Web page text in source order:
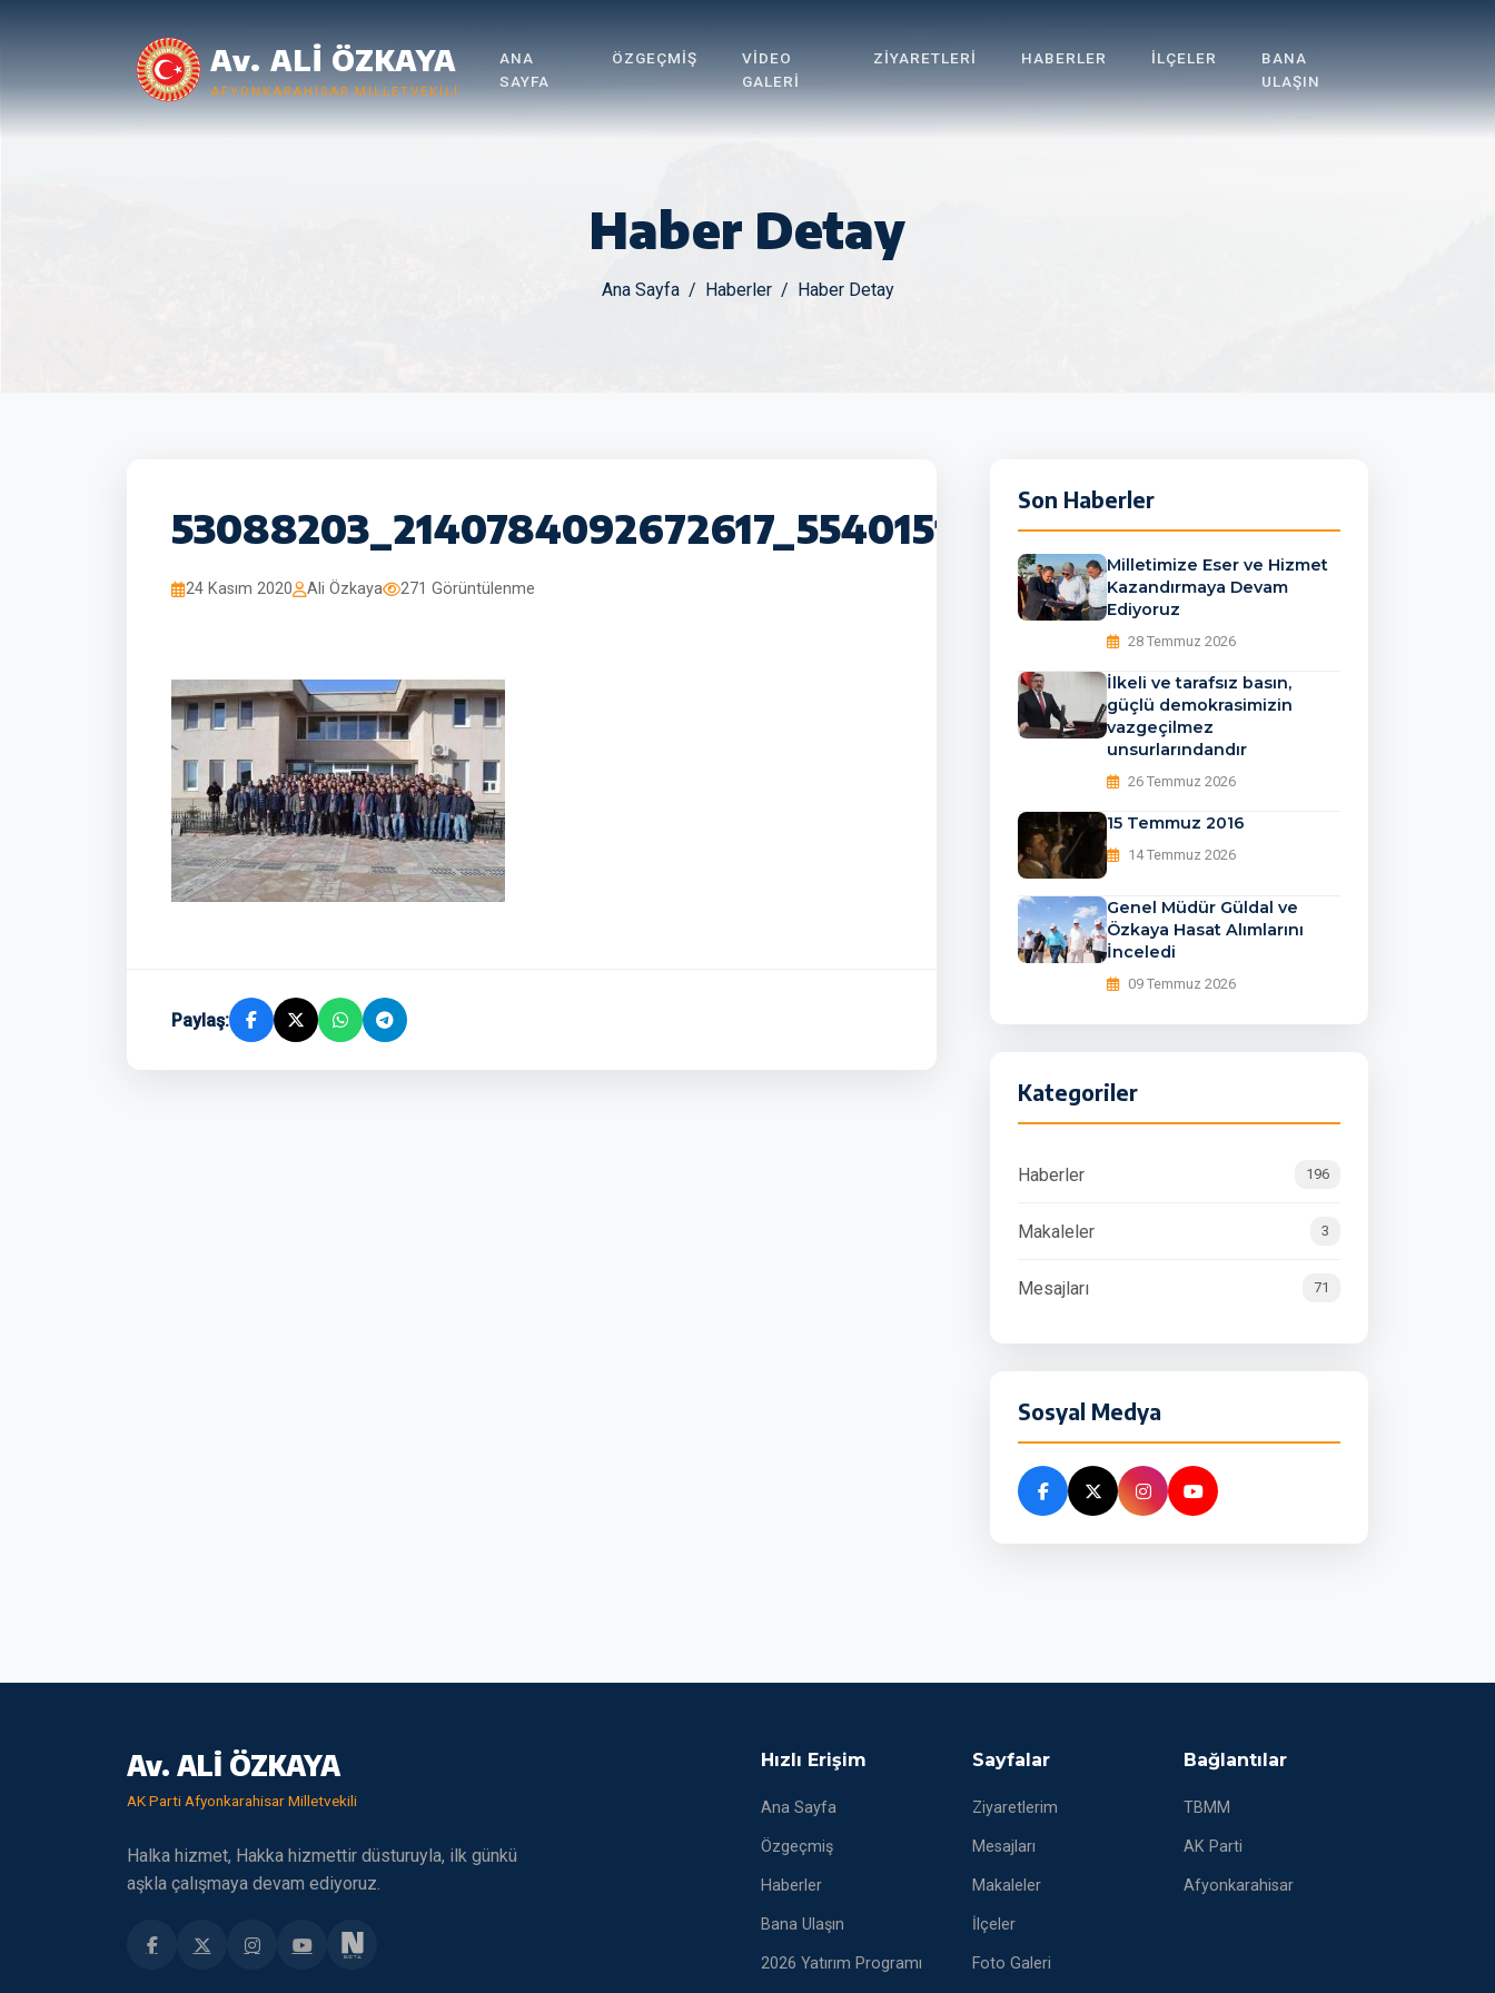
Av. ALİ ÖZKAYA
AFYONKARAHISAR MILLETVEKILI
ANA
SAYFA
ÖZGEÇMIŞ
VIDEO
GALERI
ZIYARETLERI HABERLER İLÇELER
BANA
ULAŞIN
Haber Detay
Ana Sayfa Haberler Haber Detay
24 Kasım 2020 Ali Özkaya 271 Görüntülenme
Paylaş:
Son Haberler
Milletimize Eser ve Hizmet
Kazandırmaya Devam
Ediyoruz
28 Temmuz 2026
İlkeli ve tarafsız basın,
güçlü demokrasimizin
vazgeçilmez
unsurlarındandır
26 Temmuz 2026
15 Temmuz 2016
14 Temmuz 2026
Genel Müdür Güldal ve
Özkaya Hasat Alımlarını
İnceledi
09 Temmuz 2026
Kategoriler
Haberler 196
Makaleler 3
Mesajları 71
Sosyal Medya
Av. ALİ ÖZKAYA
AK Parti Afyonkarahisar Milletvekili
Halka hizmet, Hakka hizmettir düsturuyla, ilk günkü
aşkla çalışmaya devam ediyoruz.
Hızlı Erişim
Ana Sayfa
Özgeçmiş
Haberler
Bana Ulaşın
2026 Yatırım Programı
Sayfalar
Ziyaretlerim
Mesajları
Makaleler
İlçeler
Foto Galeri
Bağlantılar
TBMM
AK Parti
Afyonkarahisar